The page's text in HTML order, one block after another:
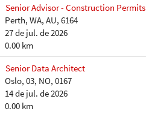
Senior Advisor - Construction Permits
Perth, WA, AU, 6164
27 de jul. de 2026
0.00 km
Senior Data Architect
Oslo, 03, NO, 0167
14 de jul. de 2026
0.00 km